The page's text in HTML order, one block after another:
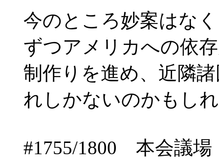
今のところ妙案はな
ずつアメリカへの依
制作りを進め、近隣
れしかないのかもし
#1755/1800 本会議